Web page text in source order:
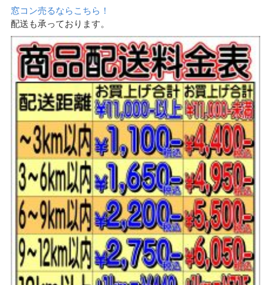
窓コン売るならこちら！
配送も承っております。